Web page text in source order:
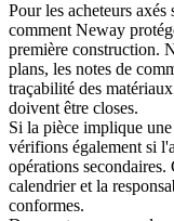
Pour les acheteurs
comment Neway
première construction.
plans, les notes de
traçabilité des
doivent être closes.
Si la pièce implique une
vérifions également si
opérations
calendrier et la
conformes.